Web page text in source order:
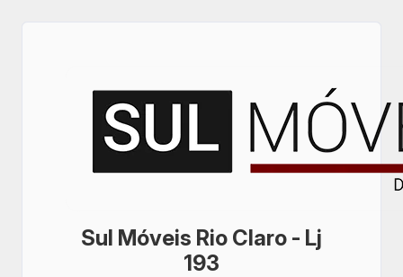
Sul Móveis Rio Claro - Lj
193